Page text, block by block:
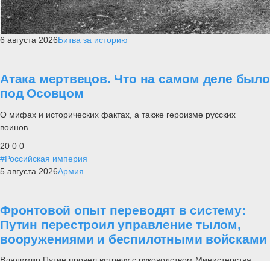
6 августа 2026Битва за историю
Атака мертвецов. Что на самом деле было
под Осовцом
О мифах и исторических фактах, а также героизме русских
воинов....
20 0 0
#Российская империя
5 августа 2026Армия
Фронтовой опыт переводят в систему:
Путин перестроил управление тылом,
вооружениями и беспилотными войсками